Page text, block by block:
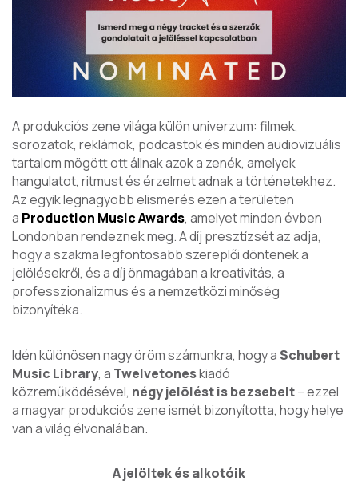
A produkciós zene világa külön univerzum: filmek,
sorozatok, reklámok, podcastok és minden audiovizuális
tartalom mögött ott állnak azok a zenék, amelyek
hangulatot, ritmust és érzelmet adnak a történetekhez.
Az egyik legnagyobb elismerés ezen a területen
a Production Music Awards, amelyet minden évben
Londonban rendeznek meg. A díj presztízsét az adja,
hogy a szakma legfontosabb szereplői döntenek a
jelölésekről, és a díj önmagában a kreativitás, a
professzionalizmus és a nemzetközi minőség
bizonyítéka.
Idén különösen nagy öröm számunkra, hogy aSchubert
Music Library, a Twelvetoneskiadó
közreműködésével, négy jelölést is bezsebelt– ezzel
a magyar produkciós zene ismét bizonyította, hogy helye
van a világ élvonalában.
A jelöltek és alkotóik